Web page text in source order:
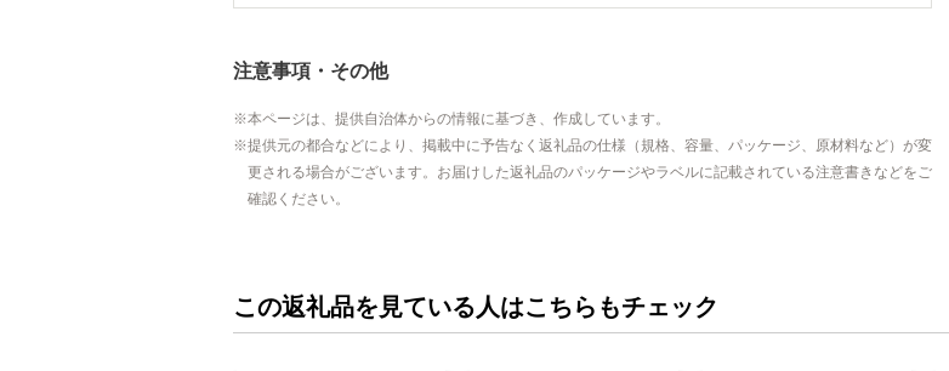
注意事項・その他
本ページは、提供自治体からの情報に基づき、作成しています。
提供元の都合などにより、掲載中に予告なく返礼品の仕様（規格、容量、パッケージ、原材料など）が変
更される場合がございます。お届けした返礼品のパッケージやラベルに記載されている注意書きなどをご
確認ください。
この返礼品を見ている人はこちらもチェック